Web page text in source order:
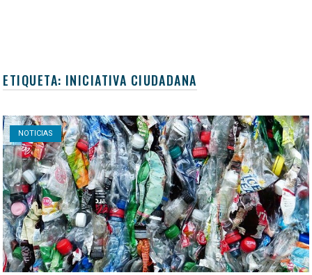
ETIQUETA: INICIATIVA CIUDADANA
NOTICIAS
Open post